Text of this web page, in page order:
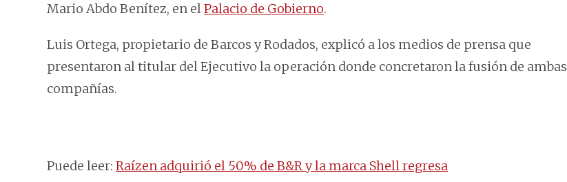
Mario Abdo Benítez, en elPalacio de Gobierno.
Luis Ortega, propietario de Barcos y Rodados, explicó a los medios de prensa que
presentaron al titular del Ejecutivo la operación donde concretaron la fusión de ambas
compañías.
Puede leer: Raízen adquirió el 50% de B&R y la marca Shell regresa